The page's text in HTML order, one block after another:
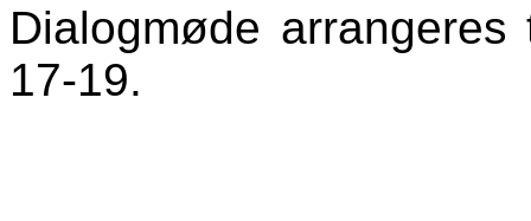
Dialogmøde
17-19.